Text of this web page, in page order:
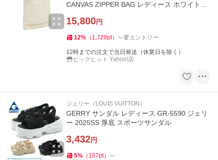
CANVAS ZIPPER BAG レディース ホワイト爆
15,800円
12% （ 1,729pt） 要エントリー
12時までの注文で当日発送（休業日を除く）
ビッグヒット Yahoo!店
ジェリー（LOUIS VUITTON）
GERRY サンダル レディース GR-5590 ジェリ
ー 2025SS 厚底 スポーツサンダル
3,432円
5% （ 157pt）